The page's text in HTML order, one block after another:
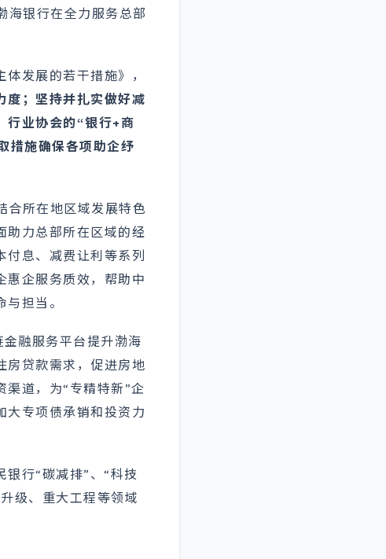
海银行在全力服务总部
发展的若干措施》，
度；坚持并扎实做好减
行业协会的“银行+商
措施确保各项助企纾
合所在地区域发展特色
助力总部所在区域的经
付息、减费让利等系列
惠企服务质效，帮助中
担当。
融服务平台提升渤海
房贷款需求，促进房地
道，为“专精特新”企
大专项债承销和投资力
行“碳减排”、“科技
级、重大工程等领域